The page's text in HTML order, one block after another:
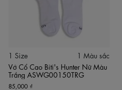
1 Size
1 Màu sắc
Vớ Cổ Cao Biti's Hunter Nữ Màu
Trắng ASWG00150TRG
85,000 ₫